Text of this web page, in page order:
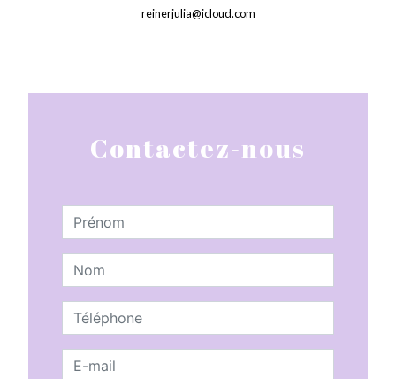
reinerjulia@icloud.com
Contactez-nous